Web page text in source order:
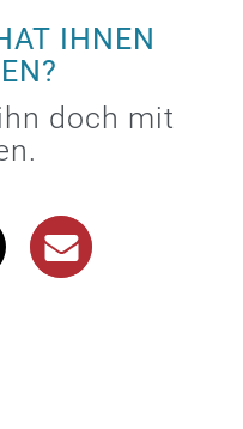
IHNEN
doch mit